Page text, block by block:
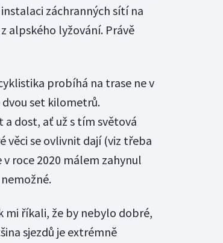
záchranných sítí na
alpského lyžování. Právě
probíhá na trase ne v
set kilometrů.
dost, ať už s tím světová
se ovlivnit dají (viz třeba
roce 2020 málem zahynul
mi říkali, že by nebylo dobré,
sjezdů je extrémně